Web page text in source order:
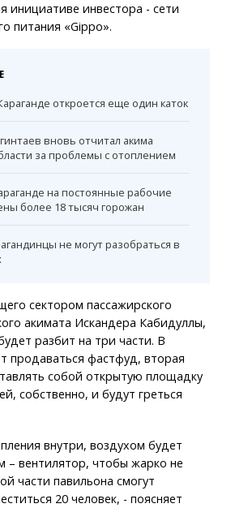
инициативе инвестора - сети
питания «Gippo».
откроется еще один каток
вновь отчитал акима
за проблемы с отоплением
на постоянные рабочие
более 18 тысяч горожан
не могут разобраться в
сектором пассажирского
акимата Искандера Кабидуллы,
разбит на три части. В
продаваться фастфуд, вторая
собой открытую площадку
собственно, и будут греться
внутри, воздухом будет
– вентилятор, чтобы жарко не
части павильона смогут
20 человек, - поясняет